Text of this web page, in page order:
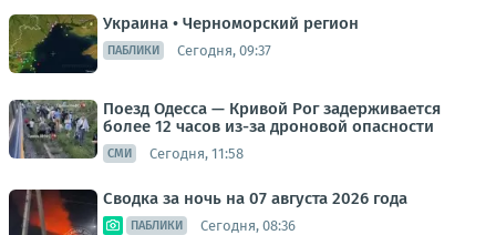
Украина • Черноморский регион
ПАБЛИКИ Сегодня, 09:37
Поезд Одесса — Кривой Рог задерживается
более 12 часов из-за дроновой опасности
СМИ Сегодня, 11:58
Сводка за ночь на 07 августа 2026 года
ПАБЛИКИ Сегодня, 08:36